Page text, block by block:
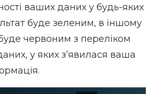
ваших даних у будь-яких
буде зеленим, в іншому
червоним з переліком
у яких з’явилася ваша